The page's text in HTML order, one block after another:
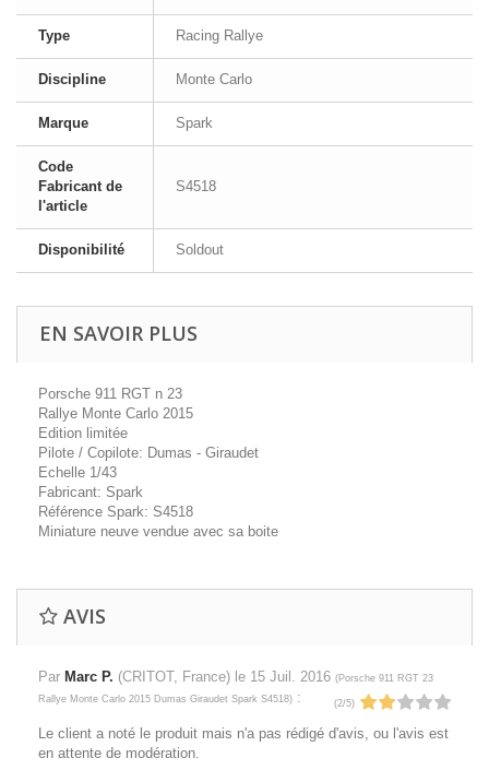
Type Racing Rallye
Discipline Monte Carlo
Marque Spark
Code
Fabricant de
l'article
S4518
Disponibilité Soldout
EN SAVOIR PLUS
Porsche 911 RGT n 23
Rallye Monte Carlo 2015
Edition limitée
Pilote / Copilote: Dumas - Giraudet
Echelle 1/43
Fabricant: Spark
Référence Spark: S4518
Miniature neuve vendue avec sa boite
AVIS
Par Marc P. (CRITOT, France) le 15 Juil. 2016 (Porsche 911 RGT 23
Rallye Monte Carlo 2015 Dumas Giraudet Spark S4518) : (2/5)
Le client a noté le produit mais n'a pas rédigé d'avis, ou l'avis est
en attente de modération.